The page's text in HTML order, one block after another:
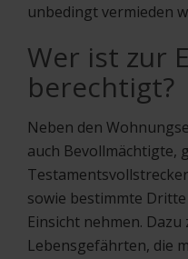
unbedingt vermieden
Wer ist zur
berechtigt?
Neben den
auch Bevollmächtigte,
sowie bestimmte
Einsicht nehmen.
Lebensgefährten, die